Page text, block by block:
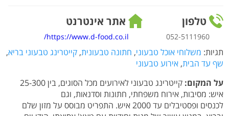
טלפון
052-5111960
אתר אינטרנט
https://www.d-food.co.il/
תגיות: משלוחי אוכל טבעוני, חתונה טבעונית, קייטרינג טבעוני בריא,
שף עד הבית, אירוע טבעוני
על המקום:
קייטרינג טבעוני לאירועים מכל הסוגים, בין 25-300
איש: מסיבות, אירוח משפחתי, חתונות וסדנאות, וגם
לכנסים ופסטיבלים עד 2000 איש. התפריט מבוסס על מזון שלם